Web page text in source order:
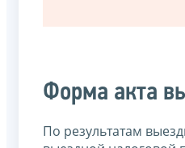
Форма акта
По результатам